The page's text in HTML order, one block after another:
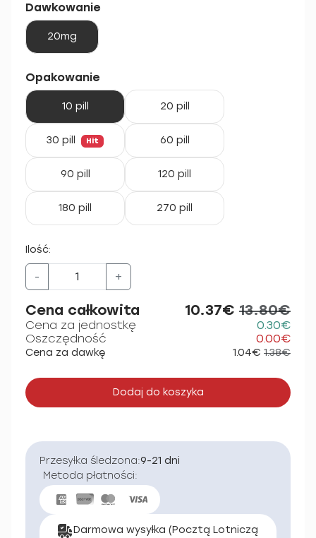
Dawkowanie
20mg
Opakowanie
10 pill 20 pill
30 pill Hit 60 pill
90 pill 120 pill
180 pill 270 pill
Ilość:
- +
Cena całkowita 10.37€ 13.80€
Cena za jednostkę
0.30€
Oszczędność
0.00€
Cena za dawkę 1.04€ 1.38€
Dodaj do koszyka
Przesyłka śledzona:9-21 dni
Metoda płatności:
Darmowa wysyłka (Pocztą Lotniczą